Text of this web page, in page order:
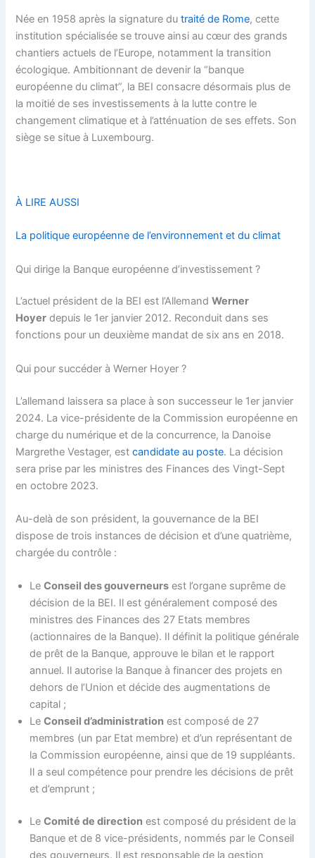
Née en 1958 après la signature dutraité de Rome, cette
institution spécialisée se trouve ainsi au cœur des grands
chantiers actuels de l’Europe, notamment la transition
écologique. Ambitionnant de devenir la “banque
européenne du climat”, la BEI consacre désormais plus de
la moitié de ses investissements à la lutte contre le
changement climatique et à l’atténuation de ses effets. Son
siège se situe à Luxembourg.
À LIRE AUSSI
La politique européenne de l’environnement et du climat
Qui dirige la Banque européenne d’investissement ?
L’actuel président de la BEI est l’AllemandWerner
Hoyer depuis le 1er janvier 2012. Reconduit dans ses
fonctions pour un deuxième mandat de six ans en 2018.
Qui pour succéder à Werner Hoyer ?
L’allemand laissera sa place à son successeur le 1er janvier
2024. La vice-présidente de la Commission européenne en
charge du numérique et de la concurrence, la Danoise
Margrethe Vestager, estcandidate au poste. La décision
sera prise par les ministres des Finances des Vingt-Sept
en octobre 2023.
Au-delà de son président, la gouvernance de la BEI
dispose de trois instances de décision et d’une quatrième,
chargée du contrôle :
LeConseil des gouverneurs est l’organe suprême de
décision de la BEI. Il est généralement composé des
ministres des Finances des 27 Etats membres
(actionnaires de la Banque). Il définit la politique générale
de prêt de la Banque, approuve le bilan et le rapport
annuel. Il autorise la Banque à financer des projets en
dehors de l’Union et décide des augmentations de
capital ;
LeConseil d’administration est composé de 27
membres (un par Etat membre) et d’un représentant de
la Commission européenne, ainsi que de 19 suppléants.
Il a seul compétence pour prendre les décisions de prêt
et d’emprunt ;
LeComité de direction est composé du président de la
Banque et de 8 vice-présidents, nommés par le Conseil
des gouverneurs. Il est responsable de la gestion